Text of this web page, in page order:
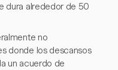
dura alrededor de 50
no
donde los descansos
un acuerdo de